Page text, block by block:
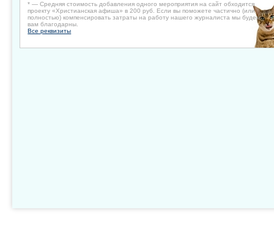
* — Средняя стоимость добавления одного мероприятия на сайт обходится
проекту «Христианская афиша» в 200 руб. Если вы поможете частично (или
полностью) компенсировать затраты на работу нашего журналиста мы будем
вам благодарны.
Все реквизиты